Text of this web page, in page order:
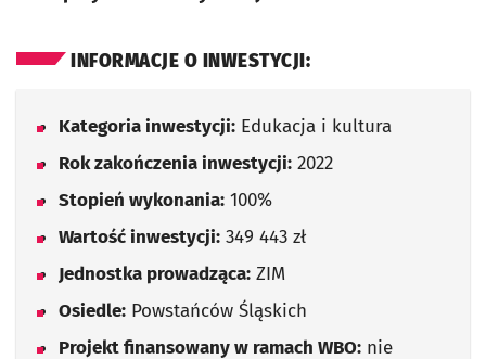
INFORMACJE O INWESTYCJI:
Kategoria inwestycji: Edukacja i kultura
Rok zakończenia inwestycji: 2022
Stopień wykonania: 100%
Wartość inwestycji: 349 443 zł
Jednostka prowadząca: ZIM
Osiedle: Powstańców Śląskich
Projekt finansowany w ramach WBO: nie